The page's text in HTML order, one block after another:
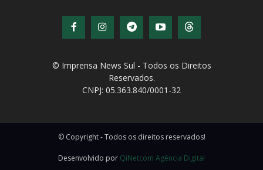
© Imprensa News Sul - Todos os Direitos
Reservados.
CNPJ: 05.363.840/0001-32
© Copyright - Todos os direitos reservados!
Desenvolvido por QiNetcom Agência Digital